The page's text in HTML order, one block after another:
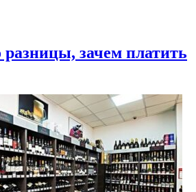
зачем платить